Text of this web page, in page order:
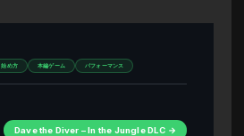
始め方 本編ゲーム パフォーマンス
Dave the Diver – In the Jungle DLC →